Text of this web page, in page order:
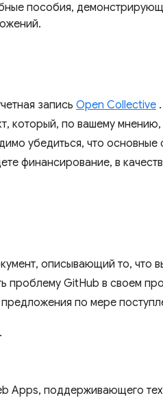
пособия,
запись Open Collective
который, по вашему
убедиться, что
финансирование, в
описывающий то, что
проблему GitHub в своем
по мере
.
Apps, поддерживающего